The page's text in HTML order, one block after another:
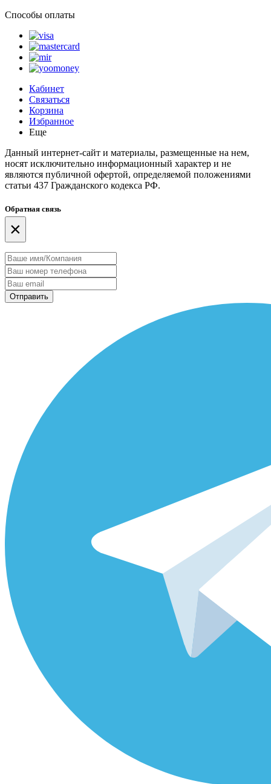
Способы оплаты
Кабинет
Связаться
Корзина
Избранное
Еще
Данный интернет-сайт и материалы, размещенные на нем,
носят исключительно информационный характер и не
являются публичной офертой, определяемой положениями
статьи 437 Гражданского кодекса РФ.
Обратная связь
×
Отправить